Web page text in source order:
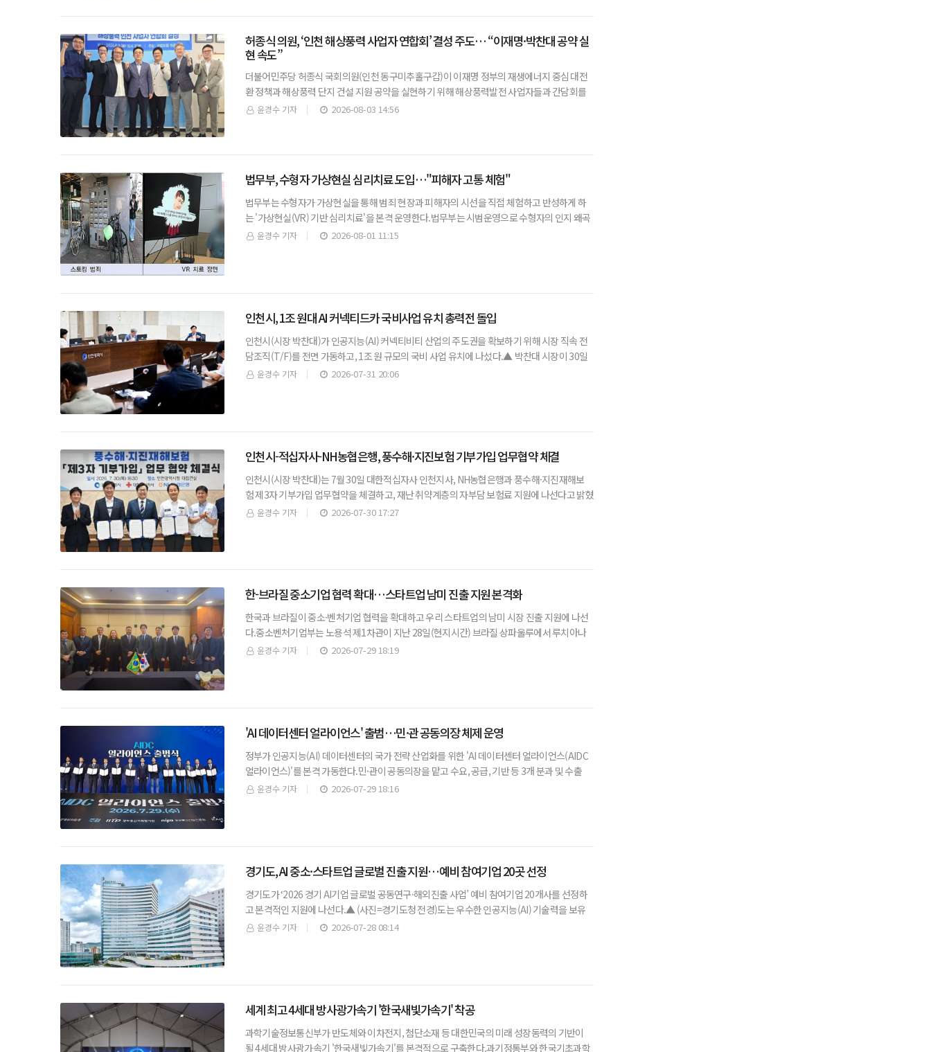
허종식 의원, ‘인천 해상풍력 사업자 연합회’ 결성 주도… “이재명·박찬대 공약 실
현 속도”
더불어민주당 허종식 국회의원(인천 동구미추홀구갑)이 이재명 정부의 재생에너지 중심 대전
환 정책과 해상풍력 단지 건설 지원 공약을 실현하기 위해 해상풍력발전 사업자들과 간담회를
열고, ‘인천 해상풍력 사업자 연합회 결성식’을 개최했다고 3일 밝혔다.▲ 왼쪽에서 네번째 허
윤경수 기자 2026-08-03 14:56
법무부, 수형자 가상현실 심리치료 도입…"피해자 고통 체험"
법무부는 수형자가 가상현실을 통해 범죄 현장과 피해자의 시선을 직접 체험하고 반성하게 하
는 '가상현실(VR) 기반 심리치료'을 본격 운영한다.법무부는 시범운영으로 수형자의 인지 왜곡
개선과 공격성 감소 효과를 확인하고 이달 말부터 11개 교정기관에서 본격 운영한다고 3
윤경수 기자 2026-08-01 11:15
인천시, 1조 원대 AI 커넥티드카 국비사업 유치 총력전 돌입
인천시(시장 박찬대)가 인공지능(AI) 커넥티비티 산업의 주도권을 확보하기 위해 시장 직속 전
담조직(T/F)를 전면 가동하고, 1조 원 규모의 국비 사업 유치에 나섰다.▲ 박찬대 시장이 30일
시청 영상회의실에서 열린 'AI 커넥티드 모빌리티 TF 점검회의'에
윤경수 기자 2026-07-31 20:06
인천시-적십자사-NH농협은행, 풍수해·지진보험 기부가입 업무협약 체결
인천시(시장 박찬대)는 7월 30일 대한적십자사 인천지사, NH농협은행과 풍수해·지진재해보
험 제3자 기부가입 업무협약을 체결하고, 재난 취약계층의 자부담 보험료 지원에 나선다고 밝혔
다.▲ 박찬대 인천시장이 30일 시청 대접견실에서 열린 '풍수해·지진재해보험 「제3자기
윤경수 기자 2026-07-30 17:27
한-브라질 중소기업 협력 확대…스타트업 남미 진출 지원 본격화
한국과 브라질이 중소·벤처기업 협력을 확대하고 우리 스타트업의 남미 시장 진출 지원에 나선
다.중소벤처기업부는 노용석 제1차관이 지난 28일(현지시간) 브라질 상파울루에서 루치아나
만치니 브라질 중소기업부 장관 특보 등 대표단과 양자 면담을 갖고, 양국 중소·벤처기업 및
윤경수 기자 2026-07-29 18:19
'AI 데이터센터 얼라이언스' 출범…민·관 공동의장 체제 운영
정부가 인공지능(AI) 데이터센터의 국가 전략 산업화를 위한 'AI 데이터센터 얼라이언스(AIDC
얼라이언스)'를 본격 가동한다.민·관이 공동의장을 맡고 수요, 공급, 기반 등 3개 분과 및 수출
산업화 TF를 운영한다.과학기술정보통신부는 29일 산업통상부, 금융위원회
윤경수 기자 2026-07-29 18:16
경기도, AI 중소·스타트업 글로벌 진출 지원…예비 참여기업 20곳 선정
경기도가 ‘2026 경기 AI기업 글로벌 공동연구·해외진출 사업’ 예비 참여기업 20개사를 선정하
고 본격적인 지원에 나선다.▲ (사진=경기도청 전경)도는 우수한 인공지능(AI) 기술력을 보유
하고도 해외 실증 기회와 글로벌 협력 네트워크, 현지 시장 진출 기반이 부족해
윤경수 기자 2026-07-28 08:14
세계 최고 4세대 방사광가속기 '한국새빛가속기' 착공
과학기술정보통신부가 반도체와 이차전지, 첨단소재 등 대한민국의 미래 성장동력의 기반이
될 4세대 방사광가속기 '한국새빛가속기'를 본격적으로 구축한다.과기정통부와 한국기초과학